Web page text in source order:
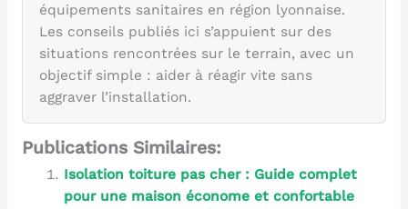
équipements sanitaires en région lyonnaise.
Les conseils publiés ici s’appuient sur des
situations rencontrées sur le terrain, avec un
objectif simple : aider à réagir vite sans
aggraver l’installation.
Publications Similaires:
Isolation toiture pas cher : Guide complet
pour une maison économe et confortable